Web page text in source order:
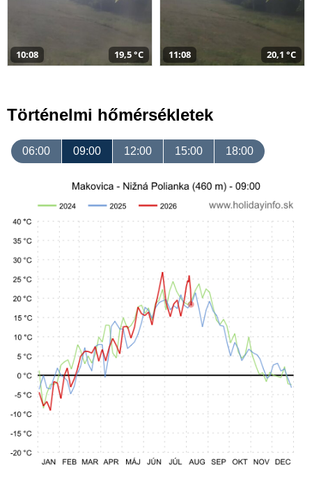
10:08 19,5 °C 11:08 20,1 °C
Történelmi hőmérsékletek
06:00 09:00 12:00 15:00 18:00